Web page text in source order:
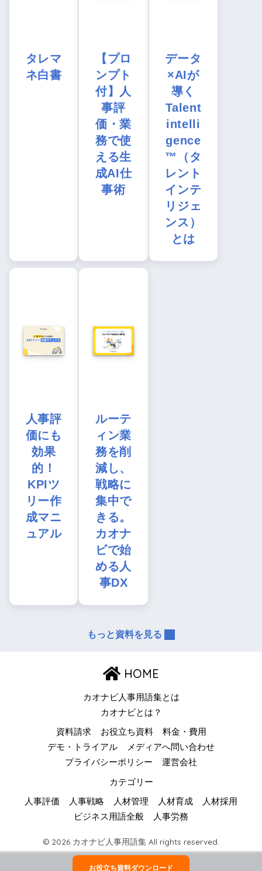
タレマ
ネ白書
【プロ
ンプト
付】人
事評
価・業
務で使
える生
成AI仕
事術
データ
×AIが
導く
Talent
intelli
gence
™（タ
レント
インテ
リジェ
ンス）
とは
人事評
価にも
効果
的！
KPIツ
リー作
成マニ
ュアル
ルーテ
ィン業
務を削
減し、
戦略に
集中で
きる。
カオナ
ビで始
める人
事DX
もっと資料を見る
HOME
カオナビ人事用語集とは
カオナビとは？
資料請求 お役立ち資料
料金・費用
デモ・トライアル
メディアへ問い合わせ
プライバシーポリシー
運営会社
カテゴリー
人事評価 人事戦略 人材管理 人材育成
人材採用
ビジネス用語全般
人事労務
© 2026 カオナビ人事用語集 All rights reserved.
お役立ち資料ダウンロード